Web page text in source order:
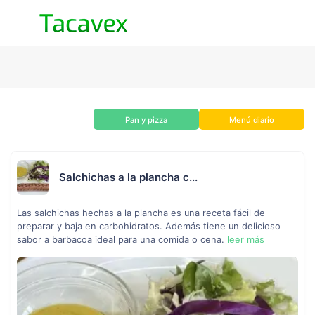
Pan y pizza Menú diario
Salchichas a la plancha c...
Las salchichas hechas a la plancha es una receta fácil de
preparar y baja en carbohidratos. Además tiene un delicioso
sabor a barbacoa ideal para una comida o cena. leer más